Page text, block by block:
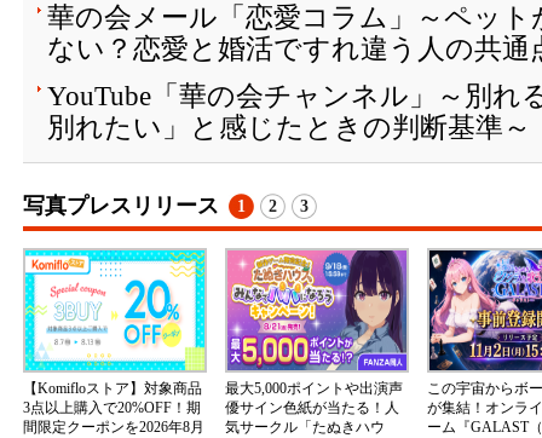
華の会メール「恋愛コラム」～ペッ
ない？恋愛と婚活ですれ違う人の共通
YouTube「華の会チャンネル」～別れ
別れたい」と感じたときの判断基準～
写真プレスリリース 1 2 3
【Komifloストア】対象商品
3点以上購入で20%OFF！期
間限定クーポンを2026年8月
最大5,000ポイントや出演声
優サイン色紙が当たる！人
気サークル「たぬきハウ
この宇宙からボ
が集結！オンラ
ーム『GALAST